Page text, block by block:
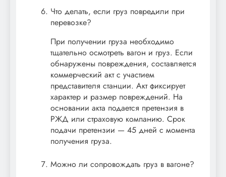
Что делать, если груз повредили при
перевозке?
При получении груза необходимо
тщательно осмотреть вагон и груз. Если
обнаружены повреждения, составляется
коммерческий акт с участием
представителя станции. Акт фиксирует
характер и размер повреждений. На
основании акта подается претензия в
РЖД или страховую компанию. Срок
подачи претензии — 45 дней с момента
получения груза.
Можно ли сопровождать груз в вагоне?